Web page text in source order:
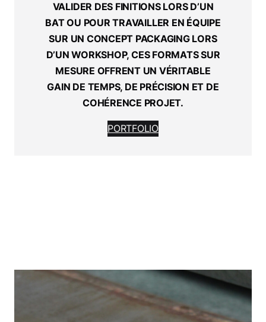
VALIDER DES FINITIONS LORS D’UN
BAT OU POUR TRAVAILLER EN ÉQUIPE
SUR UN CONCEPT PACKAGING LORS
D’UN WORKSHOP, CES FORMATS SUR
MESURE OFFRENT UN VÉRITABLE
GAIN DE TEMPS, DE PRÉCISION ET DE
COHÉRENCE PROJET.
PORTFOLIO